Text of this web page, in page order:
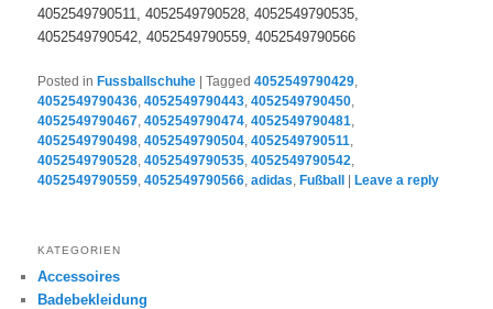
4052549790511, 4052549790528, 4052549790535,
4052549790542, 4052549790559, 4052549790566
Posted in Fussballschuhe |Tagged 4052549790429
4052549790436 ,4052549790443 ,4052549790450
4052549790467 ,4052549790474 ,4052549790481
4052549790498 ,4052549790504 ,4052549790511
4052549790528 ,4052549790535 ,4052549790542
4052549790559 ,4052549790566 ,adidas ,Fußball |Leave a reply
KATEGORIEN
Accessoires
Badebekleidung